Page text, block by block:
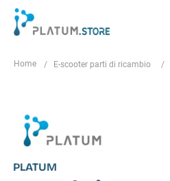
E-scooter parti di ricambio
PLATUM